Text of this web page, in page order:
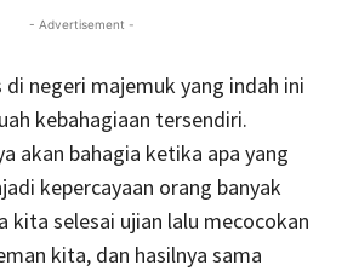
- Advertisement -
negeri majemuk yang indah ini
kebahagiaan tersendiri.
akan bahagia ketika apa yang
kepercayaan orang banyak
kita selesai ujian lalu mecocokan
kita, dan hasilnya sama